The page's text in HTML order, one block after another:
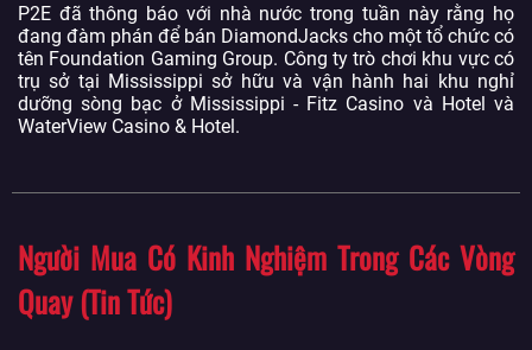
P2E đã thông báo với nhà nước trong tuần này rằng họ
đang đàm phán để bán DiamondJacks cho một tổ chức có
tên Foundation Gaming Group. Công ty trò chơi khu vực có
trụ sở tại Mississippi sở hữu và vận hành hai khu nghỉ
dưỡng sòng bạc ở Mississippi - Fitz Casino và Hotel và
WaterView Casino & Hotel.
Người Mua Có Kinh Nghiệm Trong Các Vòng
Quay (Tin Tức)